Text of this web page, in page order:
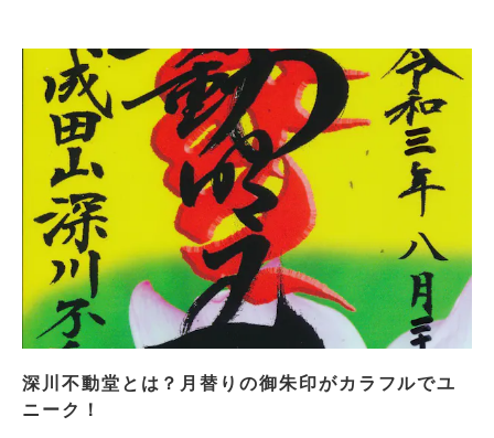
深川不動堂とは？月替りの御朱印がカラフルでユ
ニーク！